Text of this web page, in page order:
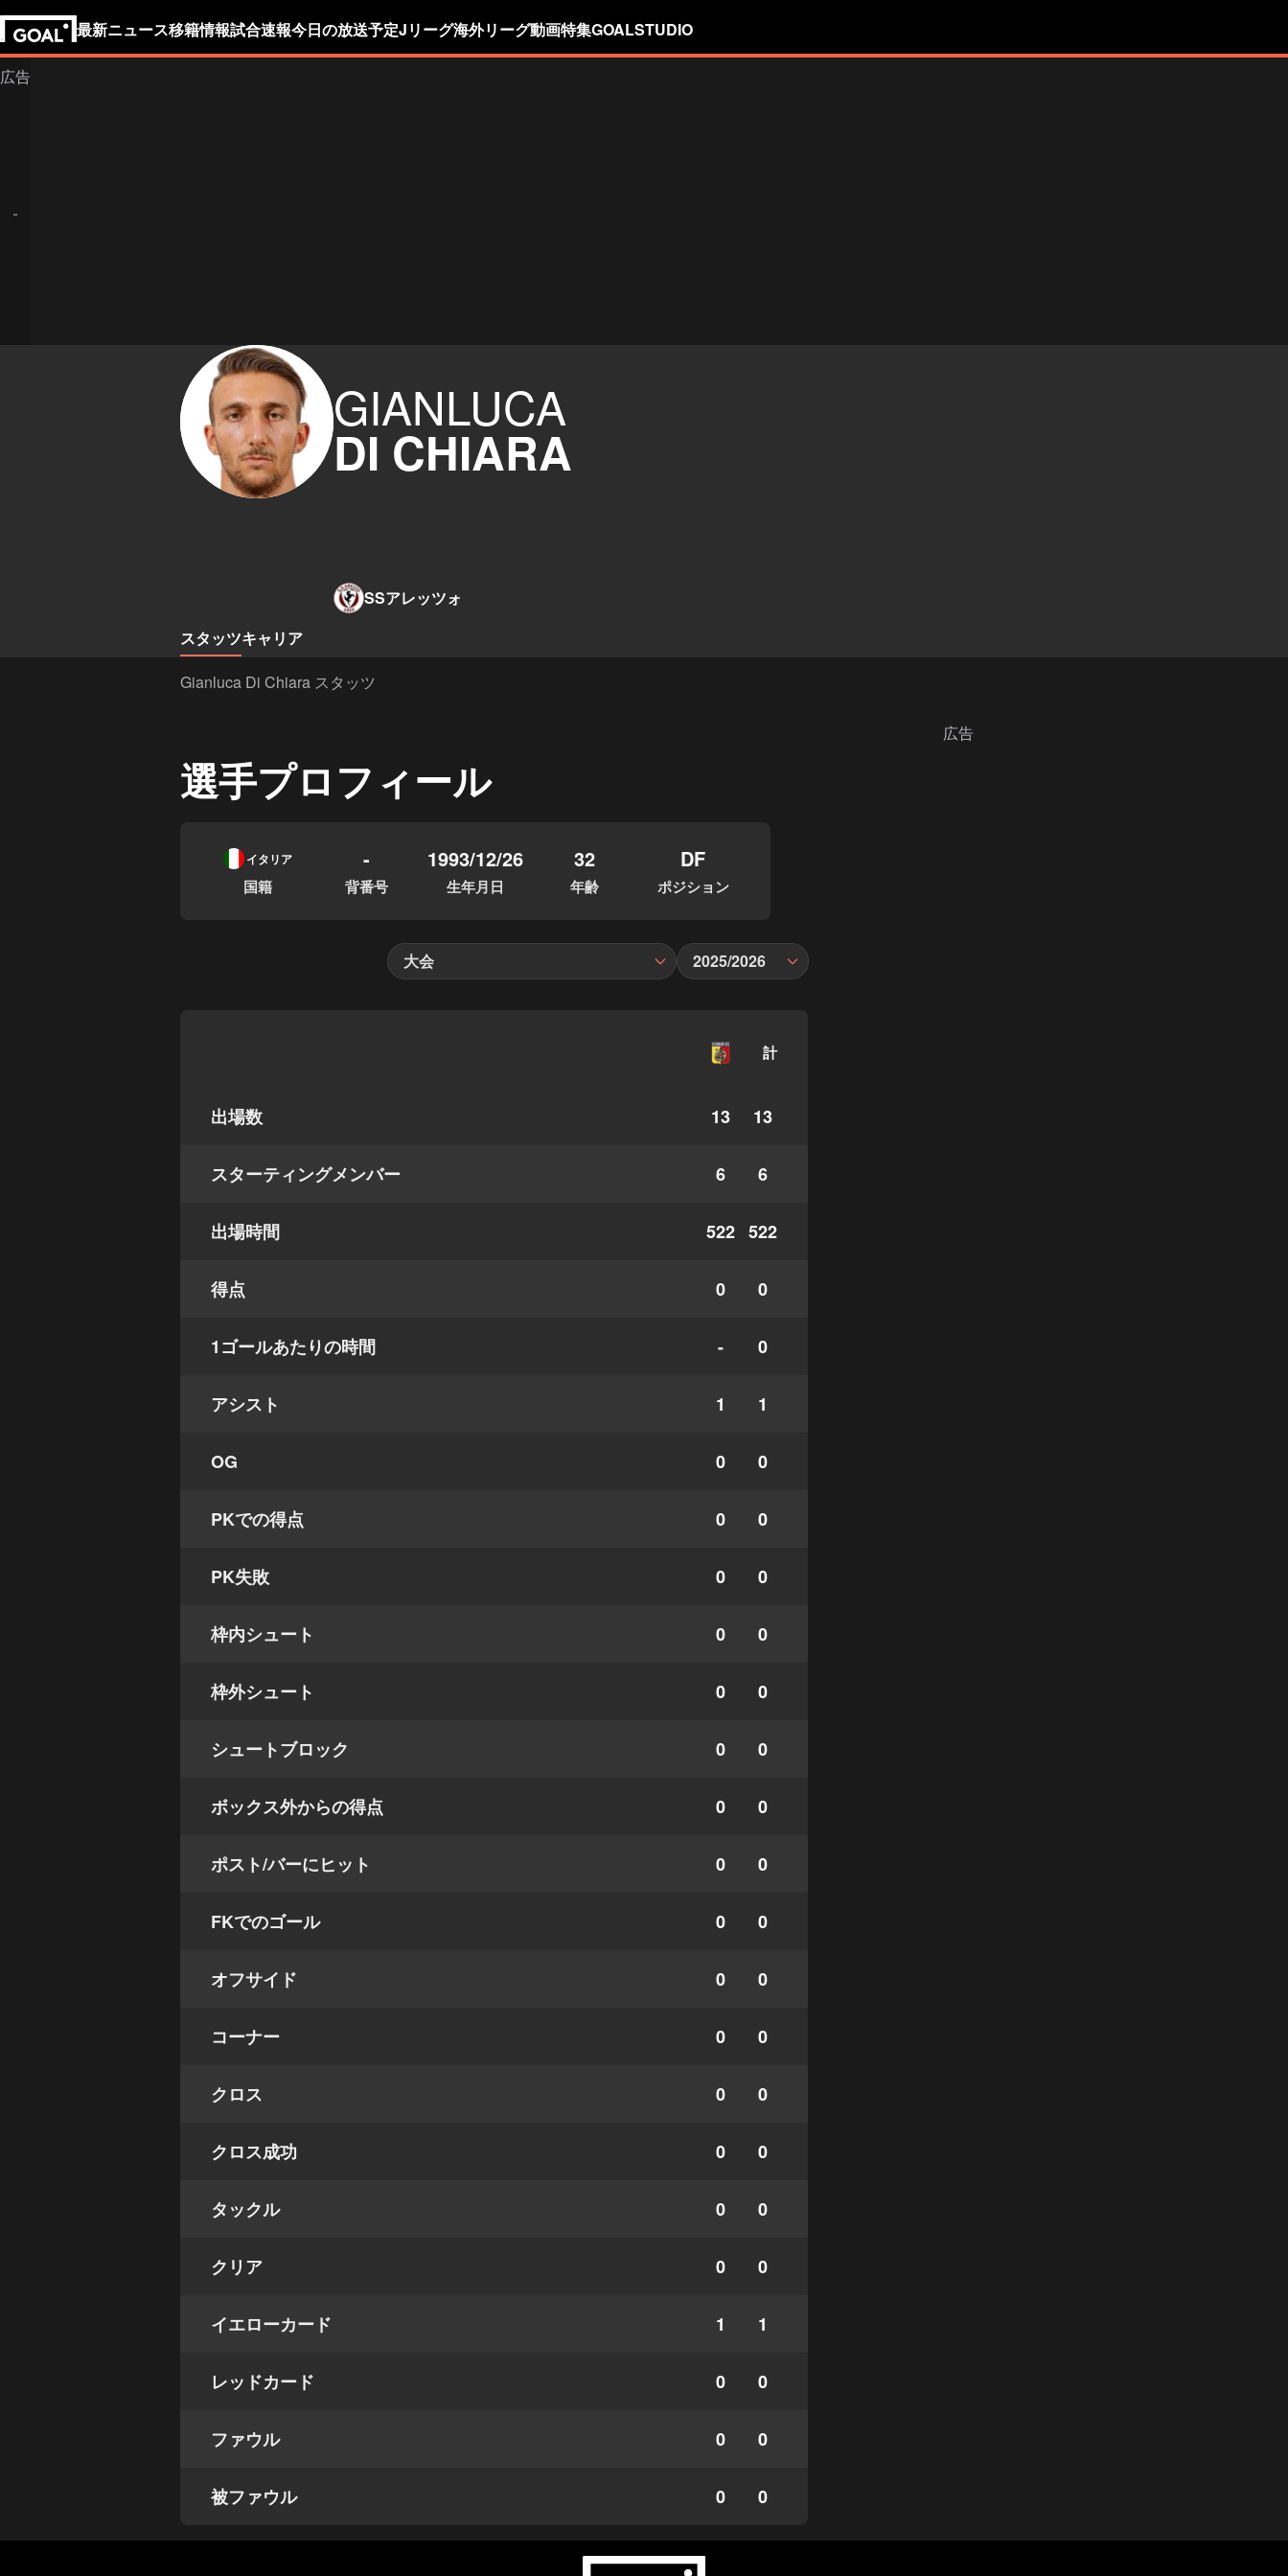
最新ニュース移籍情報試合速報今日の放送予定Jリーグ海外リーグ動画特集GOALSTUDIO
GIANLUCA
DI CHIARA
SSアレッツォ
スタッツキャリア
Gianluca Di Chiara スタッツ
選手プロフィール
イタリア
国籍
-
背番号
1993/12/26
生年月日
32
年齢
DF
ポジション
大会 2025/2026
計
出場数 13 13
スターティングメンバー 6 6
出場時間 522 522
得点 0 0
1ゴールあたりの時間 - 0
アシスト 1 1
OG 0 0
PKでの得点 0 0
PK失敗 0 0
枠内シュート 0 0
枠外シュート 0 0
シュートブロック 0 0
ボックス外からの得点 0 0
ポスト/バーにヒット 0 0
FKでのゴール 0 0
オフサイド 0 0
コーナー 0 0
クロス 0 0
クロス成功 0 0
タックル 0 0
クリア 0 0
イエローカード 1 1
レッドカード 0 0
ファウル 0 0
被ファウル 0 0